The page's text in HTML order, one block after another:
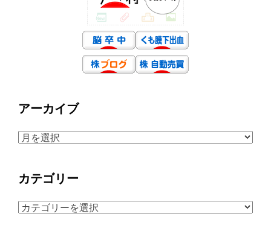
アーカイブ
ア
ブ
カテゴリー
カ